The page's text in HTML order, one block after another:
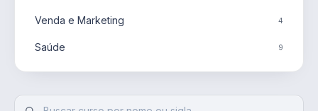
Venda e Marketing 4
Saúde 9